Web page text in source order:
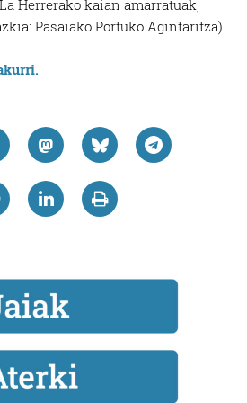
ematen diguzu.Gehiago
Herrerako kaian amarratuak,
Pasaiako Portuko Agintaritza)